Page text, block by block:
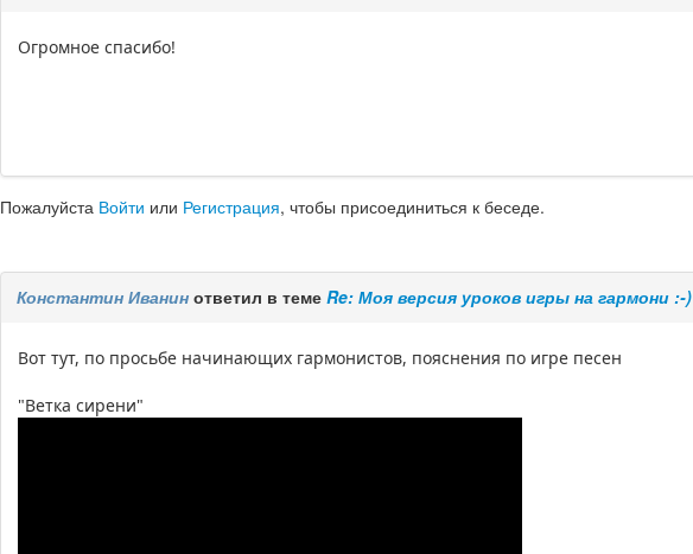
Огромное спасибо!
Пожалуйста Войти или Регистрация, чтобы присоединиться к беседе.
Константин Иванин ответил в темеRe: Моя версия уроков игры на гармони :-)
Вот тут, по просьбе начинающих гармонистов, пояснения по игре песен
"Ветка сирени"